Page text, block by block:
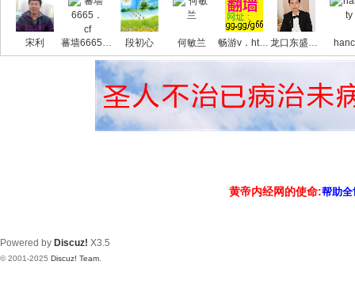
宋利 蕃墙6665．cf 段初心 何敏兰 畅游v．ht/88k88 龙口东盛铝业孙
黄帝内经网的使命:帮助
Powered by Discuz! X3.5
© 2001-2025 Discuz! Team